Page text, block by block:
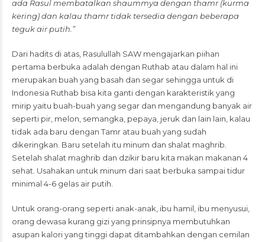
ada Rasul membatalkan shaummya dengan thamr (kurma
kering) dan kalau thamr tidak tersedia dengan beberapa
teguk air putih.”
Dari hadits di atas, Rasulullah SAW mengajarkan piihan
pertama berbuka adalah dengan Ruthab atau dalam hal ini
merupakan buah yang basah dan segar sehingga untuk di
Indonesia Ruthab bisa kita ganti dengan karakteristik yang
mirip yaitu buah-buah yang segar dan mengandung banyak air
seperti pir, melon, semangka, pepaya, jeruk dan lain lain, kalau
tidak ada baru dengan Tamr atau buah yang sudah
dikeringkan. Baru setelah itu minum dan shalat maghrib.
Setelah shalat maghrib dan dzikir baru kita makan makanan 4
sehat. Usahakan untuk minum dari saat berbuka sampai tidur
minimal 4-6 gelas air putih.
Untuk orang-orang seperti anak-anak, ibu hamil, ibu menyusui,
orang dewasa kurang gizi yang prinsipnya membutuhkan
asupan kalori yang tinggi dapat ditambahkan dengan cemilan